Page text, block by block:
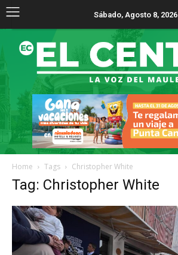
Sábado, Agosto 8, 2026
Home Tags Christopher White
Tag: Christopher White